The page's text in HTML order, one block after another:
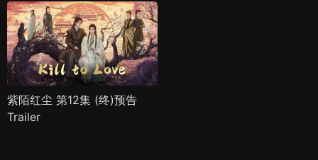
紫陌红尘 第12集 (终)预告
Trailer